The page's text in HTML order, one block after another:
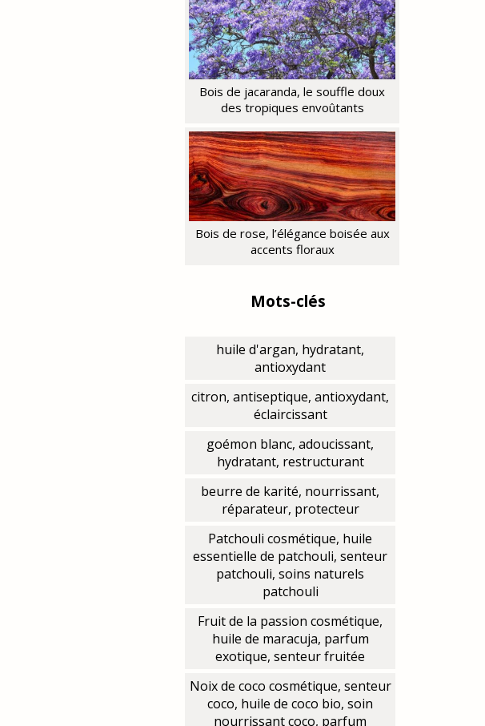
Bois de jacaranda, le souffle doux
des tropiques envoûtants
Bois de rose, l’élégance boisée aux
accents floraux
Mots-clés
huile d'argan, hydratant,
antioxydant
citron, antiseptique, antioxydant,
éclaircissant
goémon blanc, adoucissant,
hydratant, restructurant
beurre de karité, nourrissant,
réparateur, protecteur
Patchouli cosmétique, huile
essentielle de patchouli, senteur
patchouli, soins naturels
patchouli
Fruit de la passion cosmétique,
huile de maracuja, parfum
exotique, senteur fruitée
Noix de coco cosmétique, senteur
coco, huile de coco bio, soin
nourrissant coco, parfum